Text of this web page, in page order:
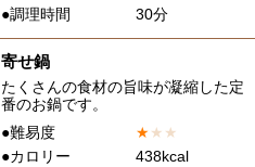
●調理時間
30分
寄せ鍋
たくさんの食材の旨味が凝縮した定
番のお鍋です。
●難易度
★★ ★
●カロリー
438kcal